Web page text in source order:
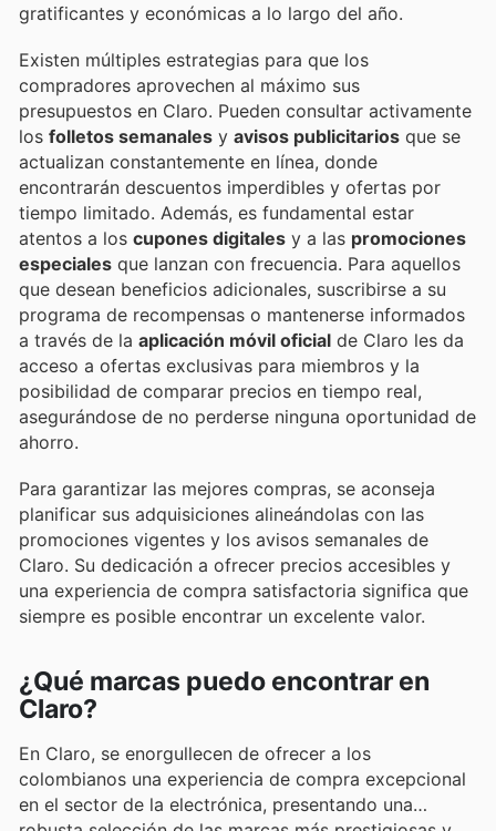
gratificantes y económicas a lo largo del año.
Existen múltiples estrategias para que los
compradores aprovechen al máximo sus
presupuestos en Claro. Pueden consultar activamente
los folletos semanales y avisos publicitarios que se
actualizan constantemente en línea, donde
encontrarán descuentos imperdibles y ofertas por
tiempo limitado. Además, es fundamental estar
atentos a los cupones digitales y a las promociones
especiales que lanzan con frecuencia. Para aquellos
que desean beneficios adicionales, suscribirse a su
programa de recompensas o mantenerse informados
a través de la aplicación móvil oficial de Claro les da
acceso a ofertas exclusivas para miembros y la
posibilidad de comparar precios en tiempo real,
asegurándose de no perderse ninguna oportunidad de
ahorro.
Para garantizar las mejores compras, se aconseja
planificar sus adquisiciones alineándolas con las
promociones vigentes y los avisos semanales de
Claro. Su dedicación a ofrecer precios accesibles y
una experiencia de compra satisfactoria significa que
siempre es posible encontrar un excelente valor.
¿Qué marcas puedo encontrar en
Claro?
En Claro, se enorgullecen de ofrecer a los
colombianos una experiencia de compra excepcional
en el sector de la electrónica, presentando una